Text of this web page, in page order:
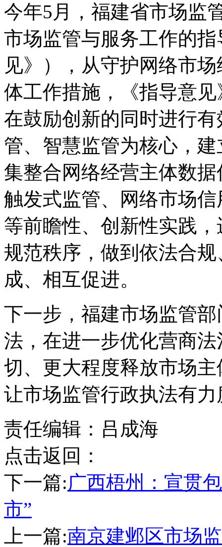
今年5月，福建省市场监
市场监管与服务工作的
见》），从守护网络市
体工作措施，《指导意
在鼓励创新的同时进行
管、智慧监管为核心，
集整合网络经营主体数
触发式监管、网络市场
等前瞻性、创新性实践
规范秩序，做到依法合
成、相互促进。
下一步，福建市场监管
法，在进一步优化营商
切、更大程度释放市场
让市场监管行政执法有
责任编辑：吕成海
点击返回：
下一篇:广西梧州：宣贯
市”
上一篇:南京建邺区市场